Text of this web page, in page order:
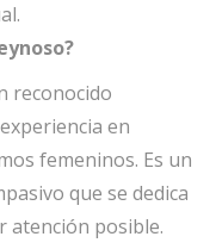
reconocido
en
femeninos. Es un
que se dedica
atención posible.